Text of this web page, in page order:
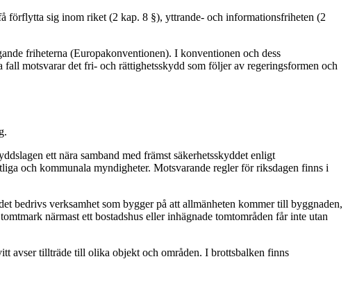
förflytta sig inom riket (2 kap. 8 §), yttrande- och informationsfriheten (2
friheterna (Europakonventionen). I konventionen och dess
motsvarar det fri- och rättighetsskydd som följer av regeringsformen och
ett nära samband med främst säkerhetsskyddet enligt
och kommunala myndigheter. Motsvarande regler för riksdagen finns i
bedrivs verksamhet som bygger på att allmänheten kommer till byggnaden,
närmast ett bostadshus eller inhägnade tomtområden får inte utan
avser tillträde till olika objekt och områden. I brottsbalken finns